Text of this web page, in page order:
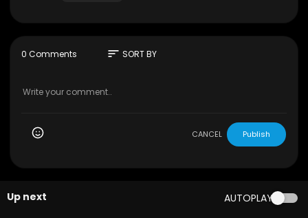
0 Comments sort SORT BY
CANCEL Publish
Up next AUTOPLAY
02:22